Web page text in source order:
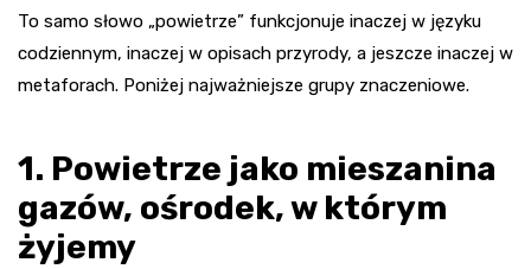
To samo słowo „powietrze” funkcjonuje inaczej w języku
codziennym, inaczej w opisach przyrody, a jeszcze inaczej w
metaforach. Poniżej najważniejsze grupy znaczeniowe.
1. Powietrze jako mieszanina
gazów, ośrodek, w którym
żyjemy